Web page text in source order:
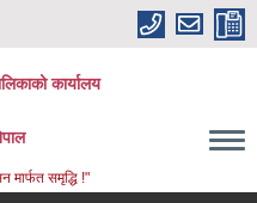
कार्यालय
मार्फत समृद्धि !"